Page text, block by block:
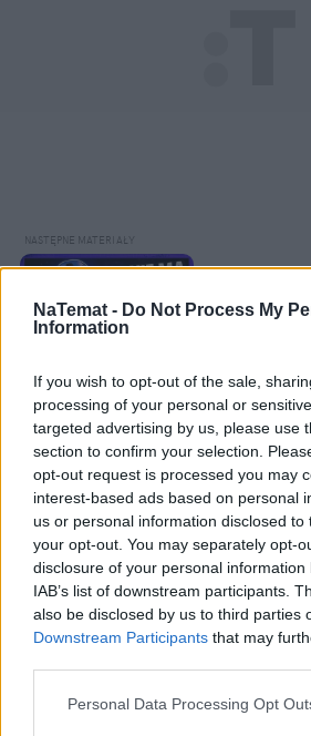
NaTemat - Do Not Process My
Information
If you wish to opt-out of the sale,
processing of your personal or
targeted advertising by us, please use
section to confirm your selection.
opt-out request is processed you may
interest-based ads based on personal
us or personal information disclosed
your opt-out. You may separately opt-
disclosure of your personal
IAB’s list of downstream participants.
also be disclosed by us to third parties
Downstream Participants that may
Personal Data Processing Opt
pod Warszawą
Kiedy skupiamy się na grze,
przekąski – zwykle
przetworzone.
Do tego dochodzą inne nawyki:
pomijanie posiłków,
jedzenie późno w nocy,
częstsze spożywanie